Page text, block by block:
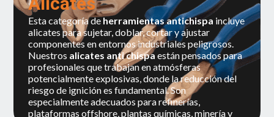
Esta categoría deherramientas antichispa incluye
alicates para sujetar, doblar, cortar y ajustar
componentes en entornos industriales peligrosos.
Nuestros alicates anti chispa están pensados para
profesionales que trabajan en atmósferas
potencialmente explosivas, donde la reducción del
riesgo de ignición es fundamental. Son
especialmente adecuados para refinerías,
plataformas offshore, plantas químicas, minería y